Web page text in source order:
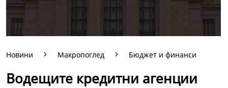
Новини Макропоглед Бюджет и финанси
Водещите кредитни агенции